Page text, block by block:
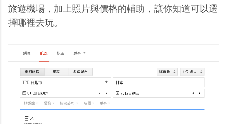
旅遊機場，加上照片與價格的輔助，讓你知道可以選
擇哪裡去玩。